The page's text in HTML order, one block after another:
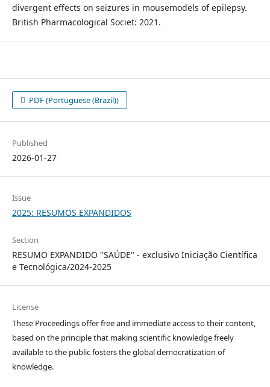
divergent effects on seizures in mousemodels of epilepsy.
British Pharmacological Societ: 2021.
PDF (Portuguese (Brazil))
Published
2026-01-27
Issue
2025: RESUMOS EXPANDIDOS
Section
RESUMO EXPANDIDO "SAÚDE" - exclusivo Iniciação Científica
e Tecnológica/2024-2025
License
These Proceedings offer free and immediate access to their content,
based on the principle that making scientific knowledge freely
available to the public fosters the global democratization of
knowledge.